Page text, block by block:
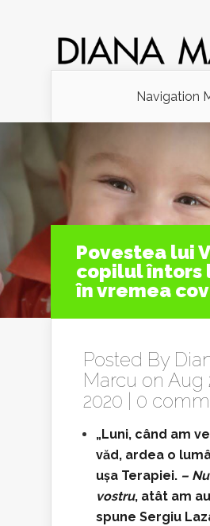
Navigation
Povestea lui
copilul întors
în vremea
Posted By
Marcu on Aug
2020 | 0
„Luni, când am
văd, ardea o
ușa Terapiei. –
vostru, atât am
spune Sergiu